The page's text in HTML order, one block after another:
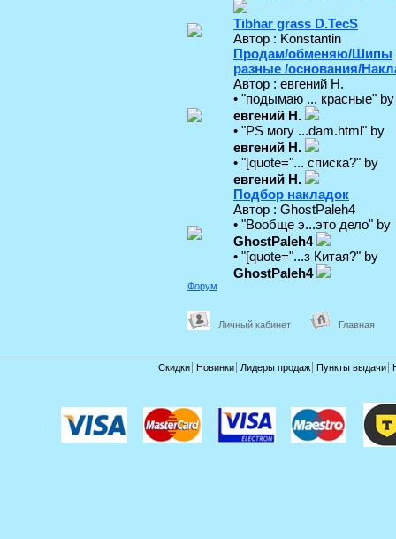
Tibhar grass D.TecS
Автор : Konstantin
Продам/обменяю/Шипы
разные /основания/
Автор : евгений Н.
• "подымаю ... красные" by
евгений Н.
• "PS могу ...dam.html" by
евгений Н.
• "[quote="... списка?" by
евгений Н.
Подбор накладок
Автор : GhostPaleh4
• "Вообще э...это дело" by
GhostPaleh4
• "[quote="...з Китая?" by
GhostPaleh4
Форум
Личный кабинет Главная
Скидки Новинки Лидеры продаж Пункты выдачи